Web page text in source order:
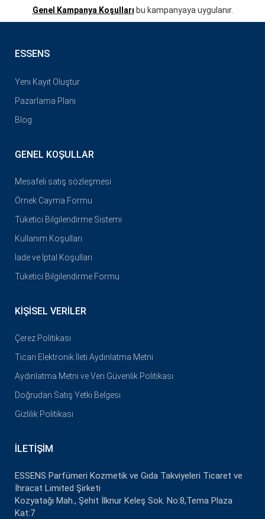
Genel Kampanya Koşulları bu kampanyaya uygulanır.
ESSENS
Yeni Kayıt Oluştur
Pazarlama Planı
Blog
GENEL KOŞULLAR
Mesafeli satış sözleşmesi
Örnek Cayma Formu
Tüketici Bilgilendirme Sistemi
Kullanım Koşulları
İade ve İptal Koşulları
Tüketici Bilgilendirme Formu
KIŞISEL VERILER
Çerez Politikası
Ticari Elektronik İleti Aydınlatma Metni
Aydınlatma Metni ve Veri Güvenlik Politikası
Doğrudan Satış Yetki Belgesi
Gizlilik Politikası
İLETIŞIM
ESSENS Parfümeri Kozmetik ve Gıda Takviyeleri Ticaret ve
İhracat Limited Şirketi
Kozyatağı Mah., Şehit İlknur Keleş Sok. No:8,Tema Plaza
Kat:7